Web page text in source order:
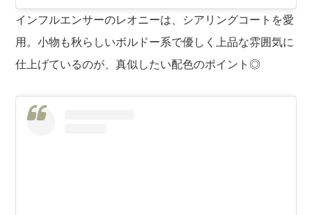
インフルエンサーのレオニーは、シアリングコートを愛
用。小物も秋らしいボルドー系で優しく上品な雰囲気に
仕上げているのが、真似したい配色のポイント◎